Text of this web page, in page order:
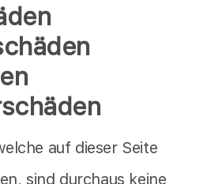
auf dieser Seite
sind durchaus keine